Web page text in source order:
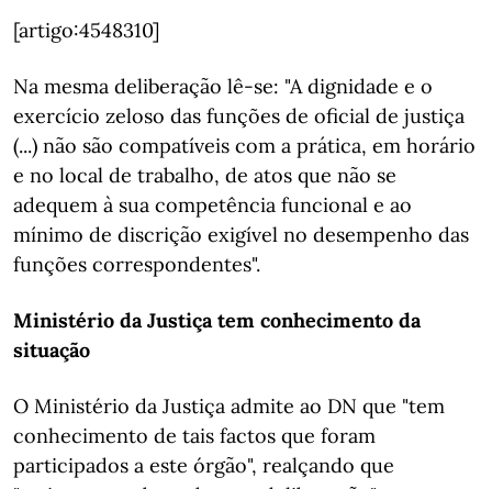
[artigo:4548310]
Na mesma deliberação lê-se: "A dignidade e o
exercício zeloso das funções de oficial de justiça
(...) não são compatíveis com a prática, em horário
e no local de trabalho, de atos que não se
adequem à sua competência funcional e ao
mínimo de discrição exigível no desempenho das
funções correspondentes".
Ministério da Justiça tem conhecimento da
situação
O Ministério da Justiça admite ao DN que "tem
conhecimento de tais factos que foram
participados a este órgão", realçando que